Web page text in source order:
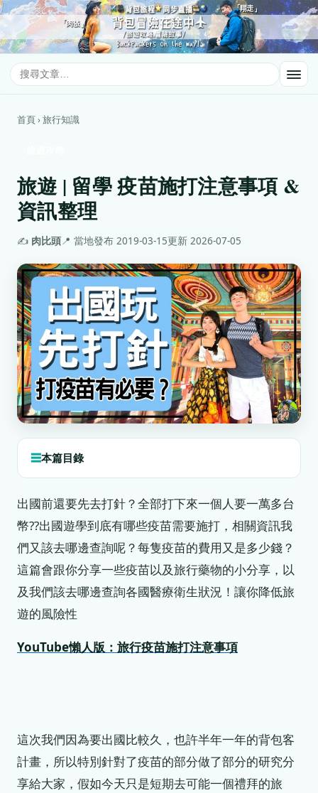
首頁 › 旅行知識
旅遊 | 留學 疫苗施打注意事項 &
資訊整理
✍️ 肉比頭📍 當地發布 2019-03-15更新 2026-07-05
本篇目錄
出國前還要先去打針？全部打下來一個人要一萬多台
幣??出國遊學到底有哪些疫苗需要施打，相關資訊我
們又該去哪邊查詢呢？每隻疫苗的費用又是多少錢？
這篇會跟你分享一些疫苗以及旅行藥物的小分享，以
及我們該去哪邊查詢各國醫療衛生狀況！讓你降低旅
遊的風險性
YouTube懶人版：旅行疫苗施打注意事項
這次我們因為要出國比較久，也許半年一年的背包客
計畫，所以特別針對了疫苗的部分做了部分的研究分
享給大家，假如今天只是短期去可能一個禮拜的旅